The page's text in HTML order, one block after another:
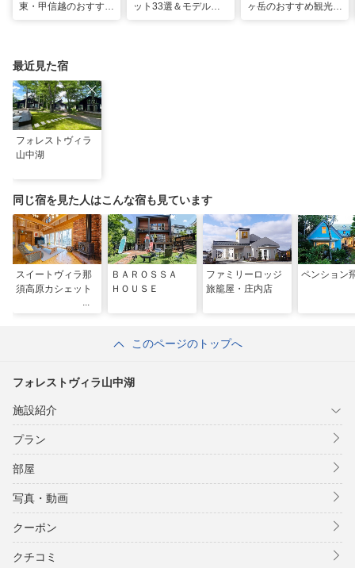
東・甲信越のおすすめ
ット33選＆モデルコ
ヶ岳のおすすめ観光ス
最近見た宿
フォレストヴィラ
山中湖
同じ宿を見た人はこんな宿も見ています
スイートヴィラ那
須高原カシェット
ＢＡＲＯＳＳＡ
ＨＯＵＳＥ
ファミリーロッジ
旅籠屋・庄内店
ペンション
このページのトップへ
フォレストヴィラ山中湖
施設紹介
プラン
部屋
写真・動画
クーポン
クチコミ